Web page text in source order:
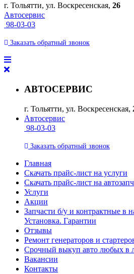
г. Тольятти, ул. Воскресенская, 26
Автосервис
98-03-03
Заказать обратный звонок
АВТОСЕРВИС
г. Тольятти, ул. Воскресенская,
Автосервис
98-03-03
Заказать обратный звонок
Главная
Скачать прайс-лист на услуги
Скачать прайс-лист на
Услуги
Акции
Запчасти б/у и контрактные в
Установка. Гарантии
Отзывы
Ремонт генераторов и
Cрочный выкуп авто любых в
Вакансии
Контакты